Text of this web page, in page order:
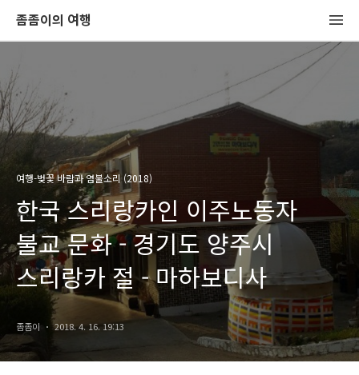
좀좀이의 여행
여행-벚꽃 바람과 염불소리 (2018)
한국 스리랑카인 이주노동자
불교 문화 - 경기도 양주시
스리랑카 절 - 마하보디사
좀좀이 2018. 4. 16. 19:13